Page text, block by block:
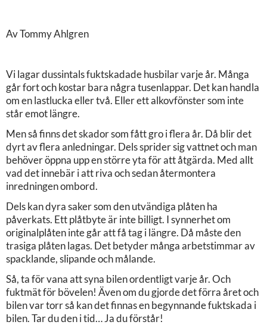
Av Tommy Ahlgren
Vi lagar dussintals fuktskadade husbilar varje år. Många
går fort och kostar bara några tusenlappar. Det kan handla
om en lastlucka eller två. Eller ett alkovfönster som inte
står emot längre.
Men så finns det skador som fått gro i flera år. Då blir det
dyrt av flera anledningar. Dels sprider sig vattnet och man
behöver öppna upp en större yta för att åtgärda. Med allt
vad det innebär i att riva och sedan återmontera
inredningen ombord.
Dels kan dyra saker som den utvändiga plåten ha
påverkats. Ett plåtbyte är inte billigt. I synnerhet om
originalplåten inte går att få tag i längre. Då måste den
trasiga plåten lagas. Det betyder många arbetstimmar av
spacklande, slipande och målande.
Så, ta för vana att syna bilen ordentligt varje år. Och
fuktmät för bövelen! Även om du gjorde det förra året och
bilen var torr så kan det finnas en begynnande fuktskada i
bilen. Tar du den i tid… Ja du förstår!